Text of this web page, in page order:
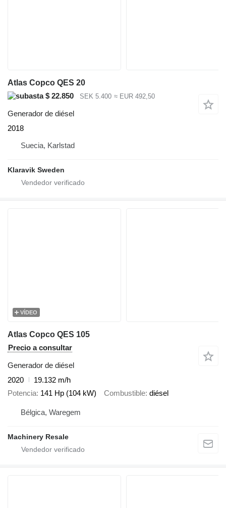
Atlas Copco QES 20
$ 22.850
SEK 5.400 ≈ EUR 492,50
Generador de diésel
2018
Suecia, Karlstad
Klaravik Sweden
VÍDEO
Atlas Copco QES 105
Precio a consultar
Generador de diésel
2020
19.132 m/h
Potencia 141 Hp (104 kW) Combustible diésel
Bélgica, Waregem
Machinery Resale